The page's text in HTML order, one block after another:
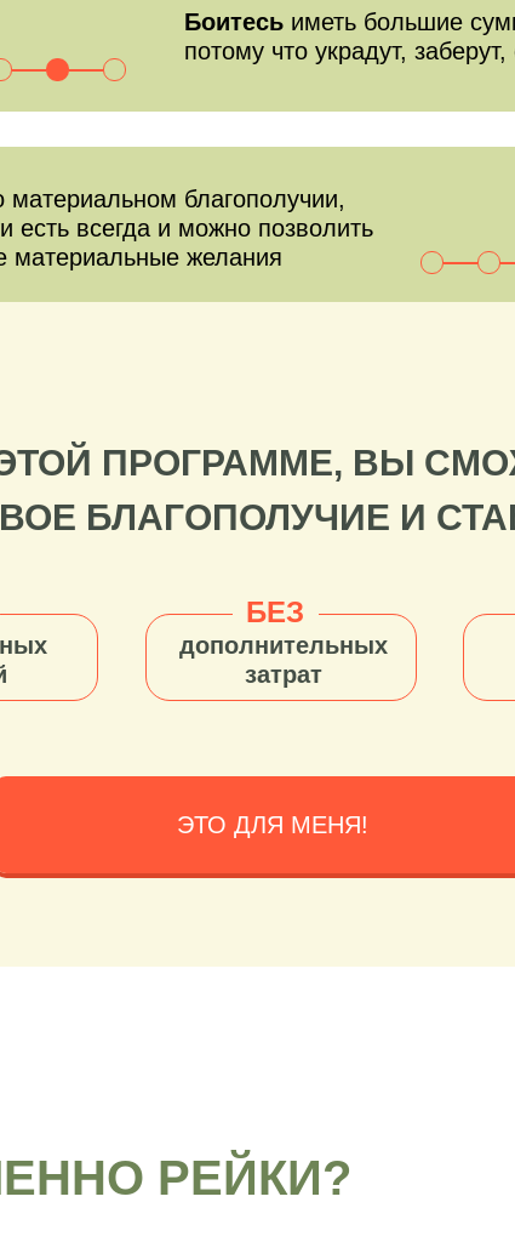
материальном благополучии,
есть всегда и можно позволить
материальные желания
Боитесь иметь большие
потому что украдут,
ПРОГРАММЕ, ВЫ
БЛАГОПОЛУЧИЕ И
БЕЗ
дополнительных
затрат
ЭТО ДЛЯ МЕНЯ!
РЕЙКИ?